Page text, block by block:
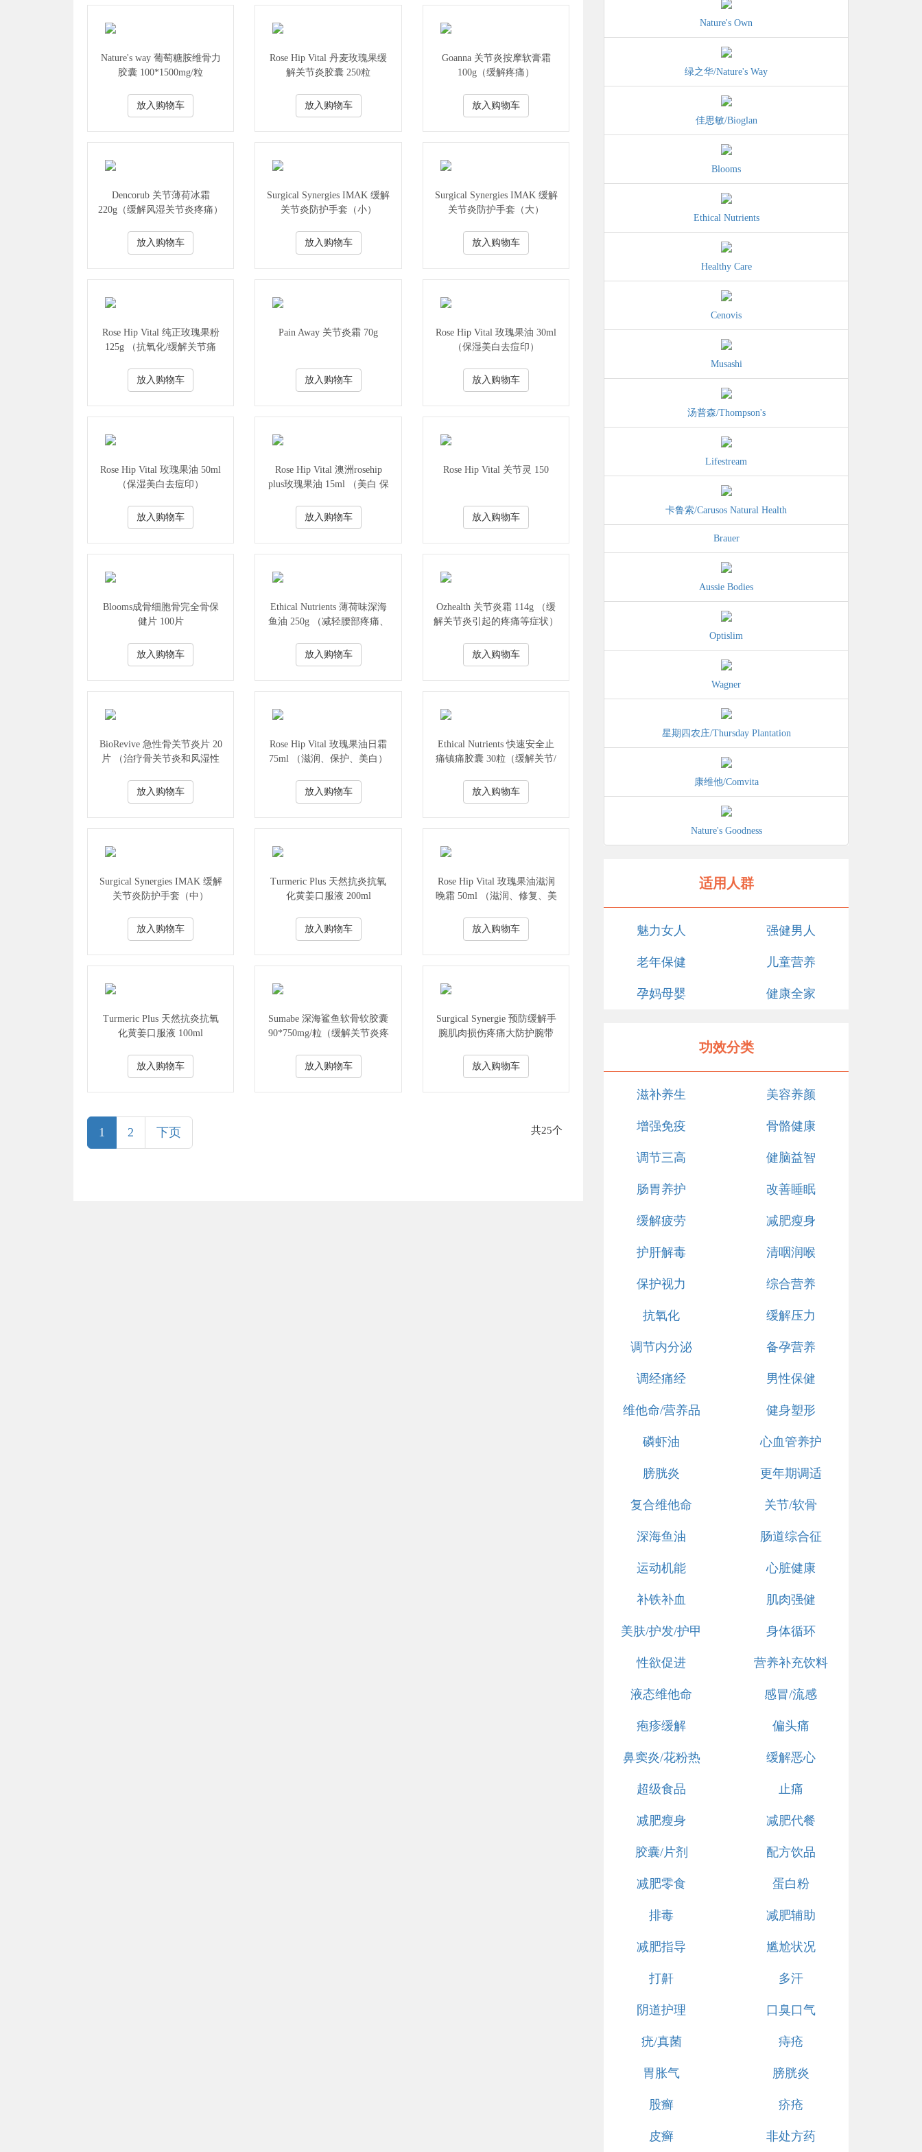
Nature's way 葡萄糖胺维骨力
胶囊 100*1500mg/粒
放入购物车
Rose Hip Vital 丹麦玫瑰果缓
解关节炎胶囊 250粒
放入购物车
Goanna 关节炎按摩软膏霜
100g（缓解疼痛）
放入购物车
Dencorub 关节薄荷冰霜
220g（缓解风湿关节炎疼痛）
放入购物车
Surgical Synergies IMAK 缓解
关节炎防护手套（小）
放入购物车
Surgical Synergies IMAK 缓解
关节炎防护手套（大）
放入购物车
Rose Hip Vital 纯正玫瑰果粉
125g （抗氧化/缓解关节痛
放入购物车
Pain Away 关节炎霜 70g
放入购物车
Rose Hip Vital 玫瑰果油 30ml
（保湿美白去痘印）
放入购物车
Rose Hip Vital 玫瑰果油 50ml
（保湿美白去痘印）
放入购物车
Rose Hip Vital 澳洲rosehip
plus玫瑰果油 15ml （美白 保
放入购物车
Rose Hip Vital 关节灵 150
放入购物车
Blooms成骨细胞骨完全骨保
健片 100片
放入购物车
Ethical Nutrients 薄荷味深海
鱼油 250g （减轻腰部疼痛、
放入购物车
Ozhealth 关节炎霜 114g （缓
解关节炎引起的疼痛等症状）
放入购物车
BioRevive 急性骨关节炎片 20
片 （治疗骨关节炎和风湿性
炎症）
放入购物车
Rose Hip Vital 玫瑰果油日霜
75ml （滋润、保护、美白）
放入购物车
Ethical Nutrients 快速安全止
痛镇痛胶囊 30粒（缓解关节/
解经痛等）
放入购物车
Surgical Synergies IMAK 缓解
关节炎防护手套（中）
放入购物车
Turmeric Plus 天然抗炎抗氧
化黄姜口服液 200ml
放入购物车
Rose Hip Vital 玫瑰果油滋润
晚霜 50ml （滋润、修复、美
放入购物车
Turmeric Plus 天然抗炎抗氧
化黄姜口服液 100ml
放入购物车
Sumabe 深海鲨鱼软骨软胶囊
90*750mg/粒（缓解关节炎疼
放入购物车
Surgical Synergie 预防缓解手
腕肌肉损伤疼痛大防护腕带
放入购物车
1 (current)
2 下页 共25个
Nature's Own
绿之华/Nature's Way
佳思敏/Bioglan
Blooms
Ethical Nutrients
Healthy Care
Cenovis
Musashi
汤普森/Thompson's
Lifestream
卡鲁索/Carusos Natural Health
Brauer
Aussie Bodies
Optislim
Wagner
星期四农庄/Thursday Plantation
康维他/Comvita
Nature's Goodness
适用人群
魅力女人 强健男人
老年保健 儿童营养
孕妈母婴 健康全家
功效分类
滋补养生 美容养颜
增强免疫 骨骼健康
调节三高 健脑益智
肠胃养护 改善睡眠
缓解疲劳 减肥瘦身
护肝解毒 清咽润喉
保护视力 综合营养
抗氧化 缓解压力
调节内分泌 备孕营养
调经痛经 男性保健
维他命/营养品 健身塑形
磷虾油 心血管养护
膀胱炎 更年期调适
复合维他命 关节/软骨
深海鱼油 肠道综合征
运动机能 心脏健康
补铁补血 肌肉强健
美肤/护发/护甲 身体循环
性欲促进 营养补充饮料
液态维他命 感冒/流感
疱疹缓解 偏头痛
鼻窦炎/花粉热 缓解恶心
超级食品 止痛
减肥瘦身 减肥代餐
胶囊/片剂 配方饮品
减肥零食 蛋白粉
排毒 减肥辅助
减肥指导 尴尬状况
打鼾 多汗
阴道护理 口臭口气
疣/真菌 痔疮
胃胀气 膀胱炎
股癣 疥疮
皮癣 非处方药